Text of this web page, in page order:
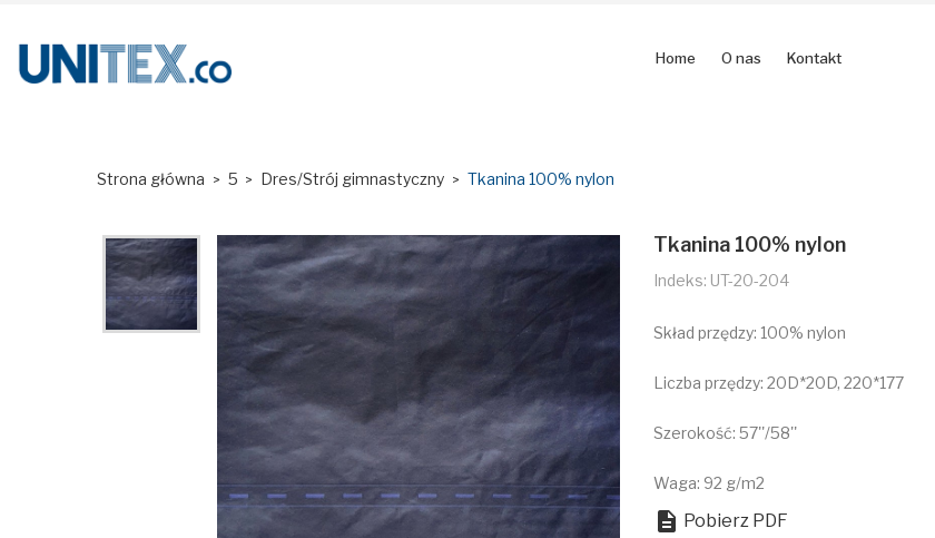
Home O nas Kontakt
Strona główna 5 Dres/Strój gimnastyczny Tkanina 100% nylon
Tkanina 100% nylon
Indeks: UT-20-204
Skład przędzy: 100% nylon
Liczba przędzy: 20D*20D, 220*177
Szerokość: 57''/58''
Waga: 92 g/m2
 Pobierz PDF